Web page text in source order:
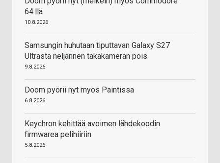
64:llä
10.8.2026
Samsungin huhutaan tiputtavan Galaxy S27
Ultrasta neljännen takakameran pois
9.8.2026
Doom pyörii nyt myös Paintissa
6.8.2026
Keychron kehittää avoimen lähdekoodin
firmwarea pelihiiriin
5.8.2026